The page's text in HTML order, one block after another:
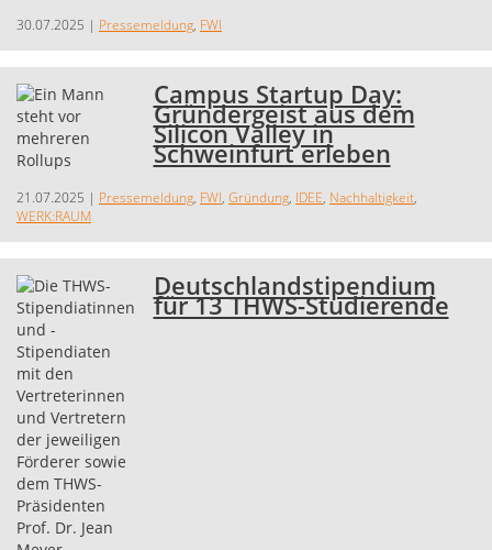
30.07.2025 | Pressemeldung, FWI
Campus Startup Day:
Gründergeist aus dem
Silicon Valley in
Schweinfurt erleben
21.07.2025 | Pressemeldung, FWI, Gründung, IDEE, Nachhaltigkeit,
WERK:RAUM
Deutschlandstipendium
für 13 THWS-Studierende